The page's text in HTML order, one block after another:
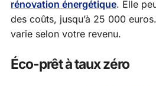
rénovation énergétique. Elle
des coûts, jusqu’à 25 000
varie selon votre revenu.
Éco-prêt à taux zéro